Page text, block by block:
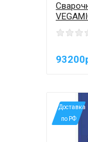
*Доставка
по РФ